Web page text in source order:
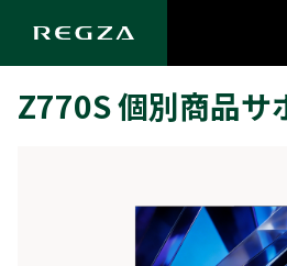
Z770S 個別商品サ